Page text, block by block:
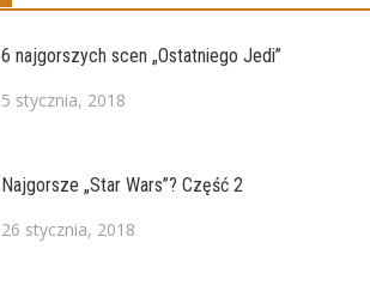
6 najgorszych scen „Ostatniego Jedi”
5 stycznia, 2018
Najgorsze „Star Wars”? Część 2
26 stycznia, 2018